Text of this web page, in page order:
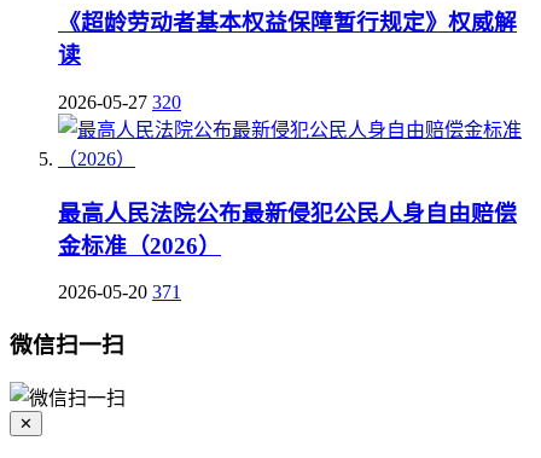
《超龄劳动者基本权益保障暂行规定》权威解
读
2026-05-27 320
最高人民法院公布最新侵犯公民人身自由赔偿
金标准（2026）
2026-05-20 371
微信扫一扫
✕